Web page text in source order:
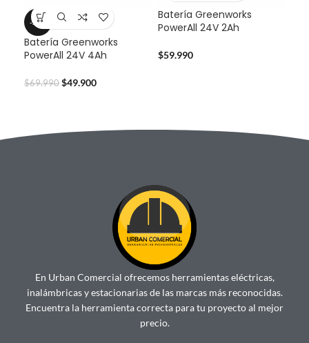
-29%
Batería Greenworks
PowerAll 24V 4Ah
$69.990 $49.900
Batería Greenworks
PowerAll 24V 2Ah
$59.990
En Urban Comercial ofrecemos herramientas eléctricas,
inalámbricas y estacionarias de las marcas más reconocidas.
Encuentra la herramienta correcta para tu proyecto al mejor
precio.